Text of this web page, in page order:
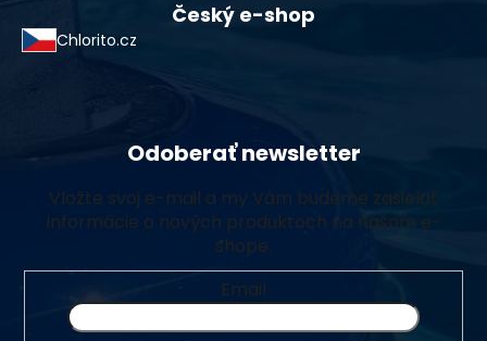
Český e-shop
Chlorito.cz
Odoberať newsletter
Vložte svoj e-mail a my Vám budeme zasielať
informácie o nových produktoch na našom e-
shope.
Email